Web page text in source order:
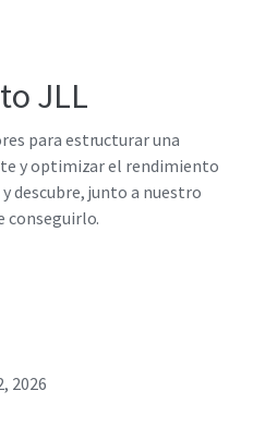
JLL
para estructurar una
y optimizar el rendimiento
descubre, junto a nuestro
conseguirlo.
2026